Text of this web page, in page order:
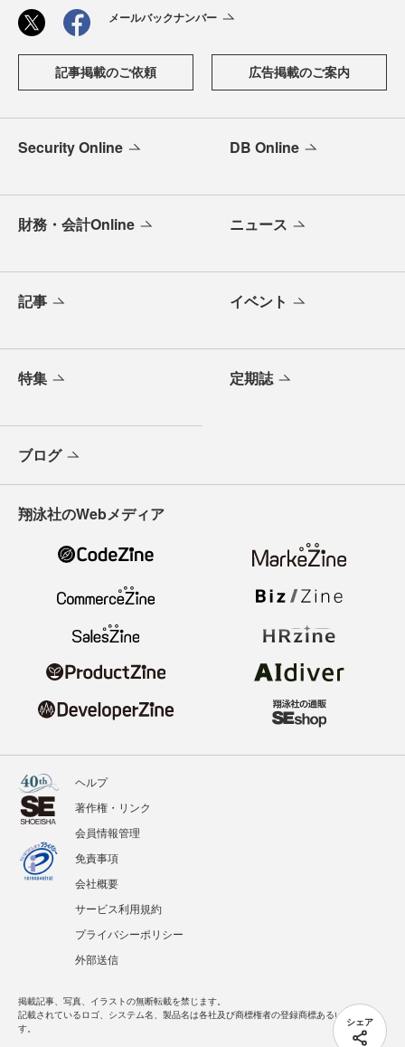
シェア
メールバックナンバー
記事掲載のご依頼 広告掲載のご案内
Security Online DB Online
財務・会計Online ニュース
記事 イベント
特集 定期誌
ブログ
翔泳社のWebメディア
ヘルプ
著作権・リンク
会員情報管理
免責事項
会社概要
サービス利用規約
プライバシーポリシー
外部送信
掲載記事、写真、イラストの無断転載を禁じます。
記載されているロゴ、システム名、製品名は各社及び商標権者の登録商標あるいは商標で
す。